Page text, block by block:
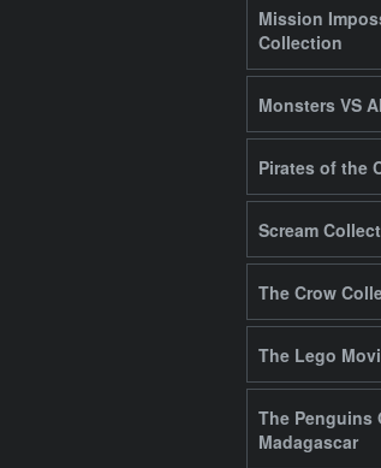
Mission
Collection
Monsters VS
Pirates of the
Scream
The Crow
The Lego
The Penguins
Madagascar